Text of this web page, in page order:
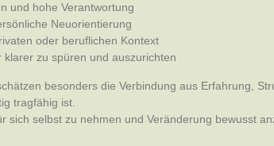
und hohe Verantwortung
Neuorientierung
oder beruflichen Kontext
klarer zu spüren und auszurichten
besonders die Verbindung aus Erfahrung,
tragfähig ist.
sich selbst zu nehmen und Veränderung bewusst